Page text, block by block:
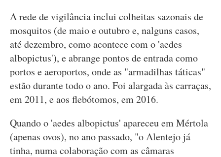
A rede de vigilância inclui colheitas sazonais de
mosquitos (de maio e outubro e, nalguns casos,
até dezembro, como acontece com o 'aedes
albopictus'), e abrange pontos de entrada como
portos e aeroportos, onde as "armadilhas táticas"
estão durante todo o ano. Foi alargada às carraças,
em 2011, e aos flebótomos, em 2016.
Quando o 'aedes albopictus' apareceu em Mértola
(apenas ovos), no ano passado, "o Alentejo já
tinha, numa colaboração com as câmaras